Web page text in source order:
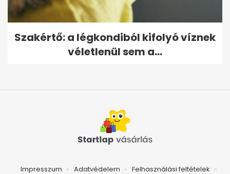
Szakértő: a légkondiból kifolyó víznek
véletlenül sem a...
Impresszum Adatvédelem Felhasználási feltételek